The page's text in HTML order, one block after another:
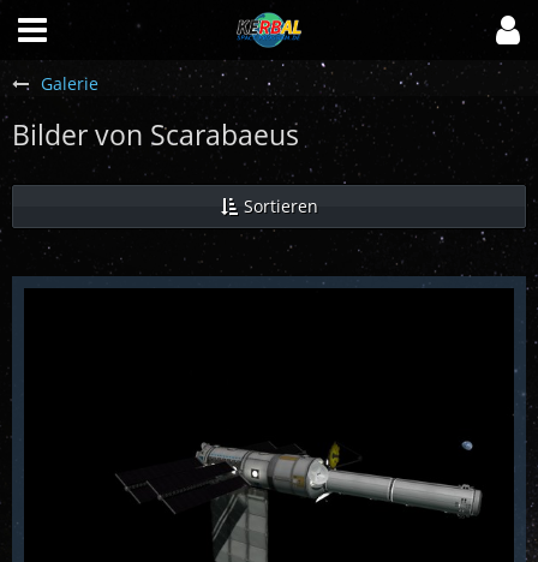
Galerie
Bilder von Scarabaeus
Sortieren